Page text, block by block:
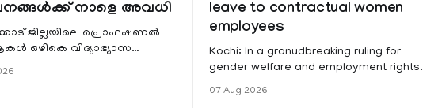
നാളെ അവധി
ജില്ലയിലെ പ്രൊഫഷണൽ
ഒഴികെ വിദ്യാഭ്യാസ
മലയോര- തീരദേശ
leave to contractual women
employees
Kochi: In a gronudbreaking ruling for
gender welfare and employment rights,
female contractual staff employed in
07 Aug 2026